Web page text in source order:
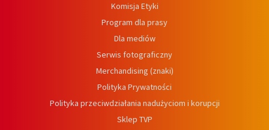
Komisja Etyki
Program dla prasy
Dla mediów
Serwis fotograficzny
Merchandising (znaki)
Polityka Prywatności
Polityka przeciwdziałania nadużyciom i korupcji
Sklep TVP